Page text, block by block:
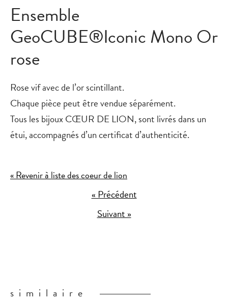
Ensemble
GeoCUBE®Iconic Mono Or
rose
Rose vif avec de l’or scintillant.
Chaque pièce peut être vendue séparément.
Tous les bijoux CŒUR DE LION, sont livrés dans un
étui, accompagnés d’un certificat d’authenticité.
« Revenir à liste des coeur de lion
« Précédent
Suivant »
similaire